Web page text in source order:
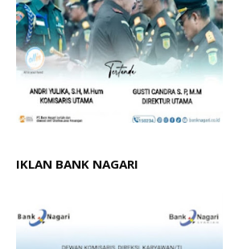
IKLAN BANK NAGARI